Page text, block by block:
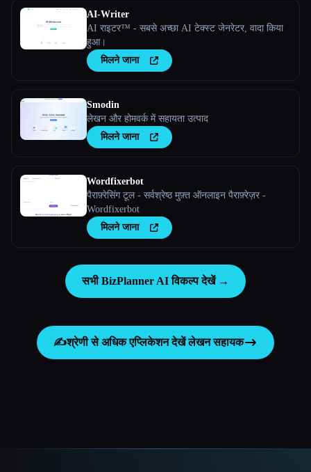
AI-Writer
AI राइटर™ - सबसे अच्छा AI टेक्स्ट जेनरेटर, वादा किया
हुआ।
मिलने जाना
Smodin
लेखन और होमवर्क में सहायता उत्पाद
मिलने जाना
Wordfixerbot
पैराफ़्रेसिंग टूल - सर्वश्रेष्ठ मुफ़्त ऑनलाइन पैराफ़्रेज़र -
Wordfixerbot
मिलने जाना
सभी BizPlanner AI विकल्प देखें →
✍️श्रेणी से अधिक एप्लिकेशन देखेंलेखन सहायक